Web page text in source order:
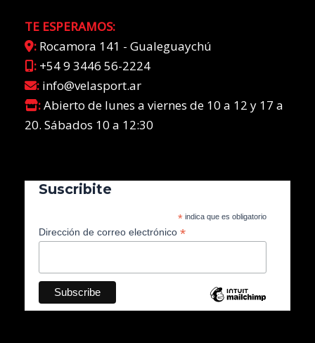
TE ESPERAMOS:
: Rocamora 141 - Gualeguaychú
: +54 9 3446 56-2224
: info@velasport.ar
:Abierto de lunes a viernes de 10 a 12 y 17 a
20. Sábados 10 a 12:30
Suscribite
* indica que es obligatorio
Dirección de correo electrónico *